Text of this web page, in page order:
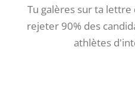
Tu galères sur ta
rejeter 90% des
athlètes